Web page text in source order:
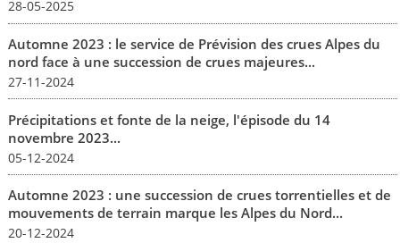
28-05-2025
Automne 2023 : le service de Prévision des crues Alpes du
nord face à une succession de crues majeures...
27-11-2024
Précipitations et fonte de la neige, l'épisode du 14
novembre 2023...
05-12-2024
Automne 2023 : une succession de crues torrentielles et de
mouvements de terrain marque les Alpes du Nord...
20-12-2024